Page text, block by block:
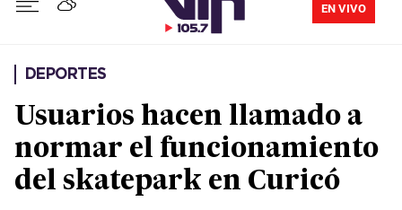
EN VIVO
DEPORTES
Usuarios hacen llamado a
normar el funcionamiento
del skatepark en Curicó